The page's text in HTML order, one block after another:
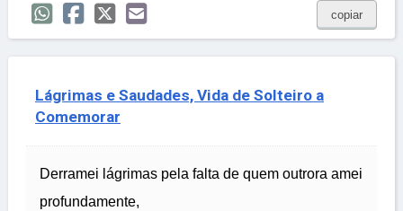
copiar
Lágrimas e Saudades, Vida de Solteiro a
Comemorar
Derramei lágrimas pela falta de quem outrora amei
profundamente,